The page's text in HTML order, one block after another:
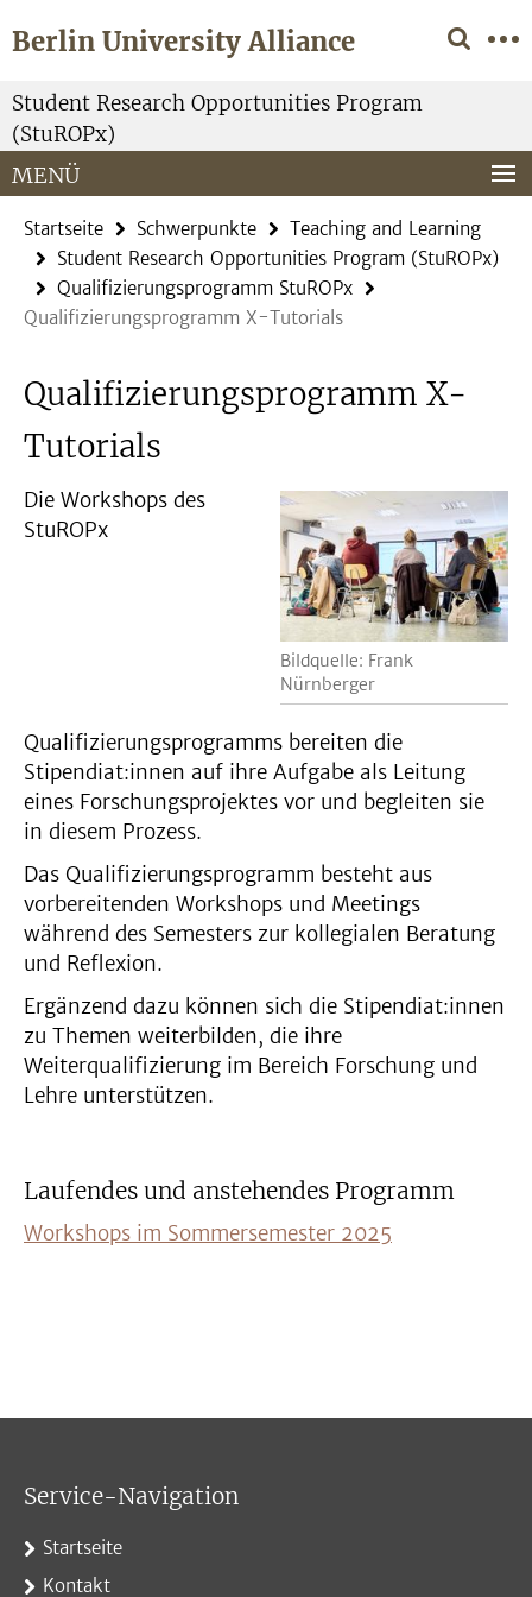
direkt
Inhalt
Berlin University Alliance
Service-
Navigation
Student Research Opportunities Program
(StuROPx)
MENÜ
Startseite Schwerpunkte
Teaching and Learning
Student Research Opportunities Program (StuROPx)
Qualifizierungsprogramm StuROPx
Qualifizierungsprogramm X-Tutorials
Qualifizierungsprogramm X-
Tutorials
Bildquelle: Frank
Nürnberger
Die Workshops des
StuROPx
Qualifizierungsprogramms bereiten die
Stipendiat:innen auf ihre Aufgabe als Leitung
eines Forschungsprojektes vor und begleiten sie
in diesem Prozess.
Das Qualifizierungsprogramm besteht aus
vorbereitenden Workshops und Meetings
während des Semesters zur kollegialen Beratung
und Reflexion.
Ergänzend dazu können sich die Stipendiat:innen
zu Themen weiterbilden, die ihre
Weiterqualifizierung im Bereich Forschung und
Lehre unterstützen.
Laufendes und anstehendes Programm
Workshops im Sommersemester 2025
Service-Navigation
Startseite
Kontakt